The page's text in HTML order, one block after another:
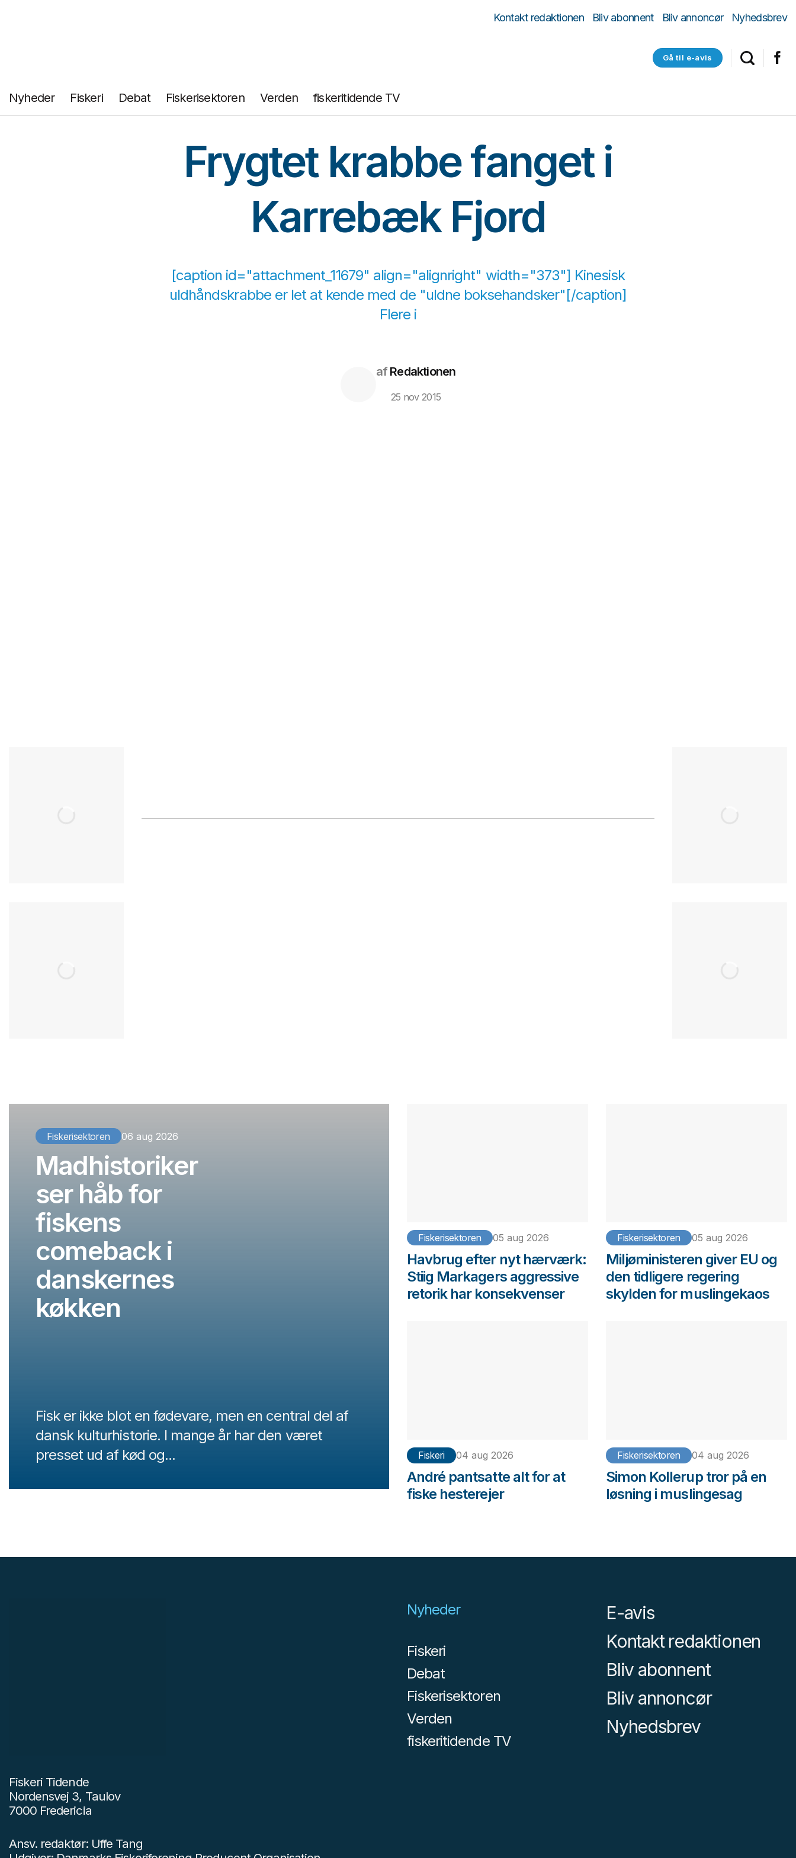
Kontakt redaktionen Bliv abonnent Bliv annoncør Nyhedsbrev
Gå til e-avis
Nyheder Fiskeri Debat Fiskerisektoren Verden fiskeritidende TV
Frygtet krabbe fanget i
Karrebæk Fjord
[caption id="attachment_11679" align="alignright" width="373"] Kinesisk
uldhåndskrabbe er let at kende med de "uldne boksehandsker"[/caption]
Flere i
afRedaktionen
25 nov 2015
Fiskerisektoren 06 aug 2026
Madhistoriker
ser håb for
fiskens
comeback i
danskernes
køkken
Fisk er ikke blot en fødevare, men en central del af
dansk kulturhistorie. I mange år har den været
presset ud af kød og...
Fiskerisektoren 05 aug 2026
Havbrug efter nyt hærværk:
Stiig Markagers aggressive
retorik har konsekvenser
Fiskerisektoren 05 aug 2026
Miljøministeren giver EU og
den tidligere regering
skylden for muslingekaos
Fiskeri 04 aug 2026
André pantsatte alt for at
fiske hesterejer
Fiskerisektoren 04 aug 2026
Simon Kollerup tror på en
løsning i muslingesag
Fiskeri Tidende
Nordensvej 3, Taulov
7000 Fredericia
Ansv. redaktør: Uffe Tang
Nyheder
Fiskeri
Debat
Fiskerisektoren
Verden
fiskeritidende TV
E-avis
Kontakt redaktionen
Bliv abonnent
Bliv annoncør
Nyhedsbrev